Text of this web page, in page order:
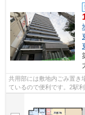
共用部には敷地内ごみ置き
ているので便利です。2駅